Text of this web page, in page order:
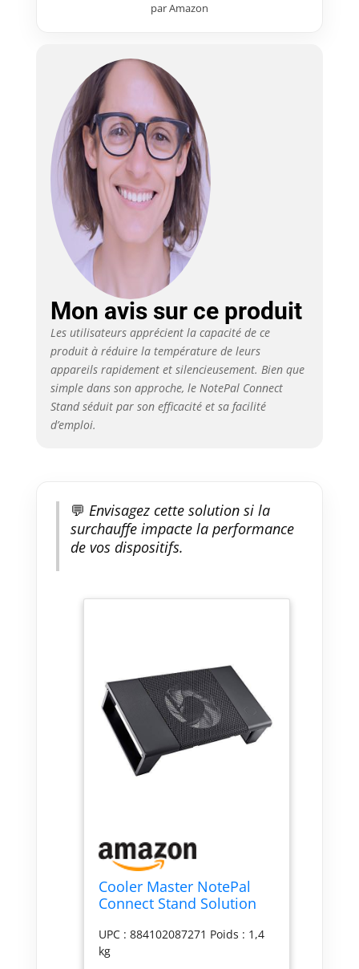
par Amazon
Mon avis sur ce produit
Les utilisateurs apprécient la capacité de ce
produit à réduire la température de leurs
appareils rapidement et silencieusement. Bien que
simple dans son approche, le NotePal Connect
Stand séduit par son efficacité et sa facilité
d’emploi.
💬 Envisagez cette solution si la
surchauffe impacte la performance
de vos dispositifs.
Cooler Master NotePal
Connect Stand Solution
appareils réseau, Maille
métallique, Ventilateur
UPC : 884102087271 Poids : 1,4
kg